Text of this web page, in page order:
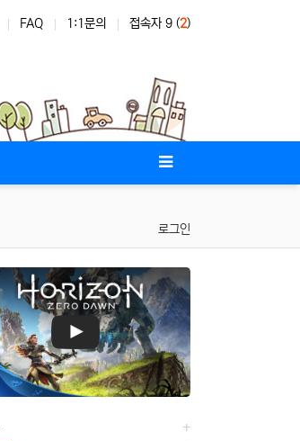
FAQ 1:1문의 접속자 9 (2)
로그인